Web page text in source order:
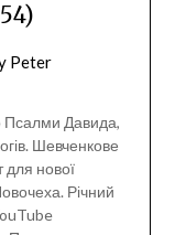
Peter
Псалми Давида,
Шевченкове
для нової
Річний